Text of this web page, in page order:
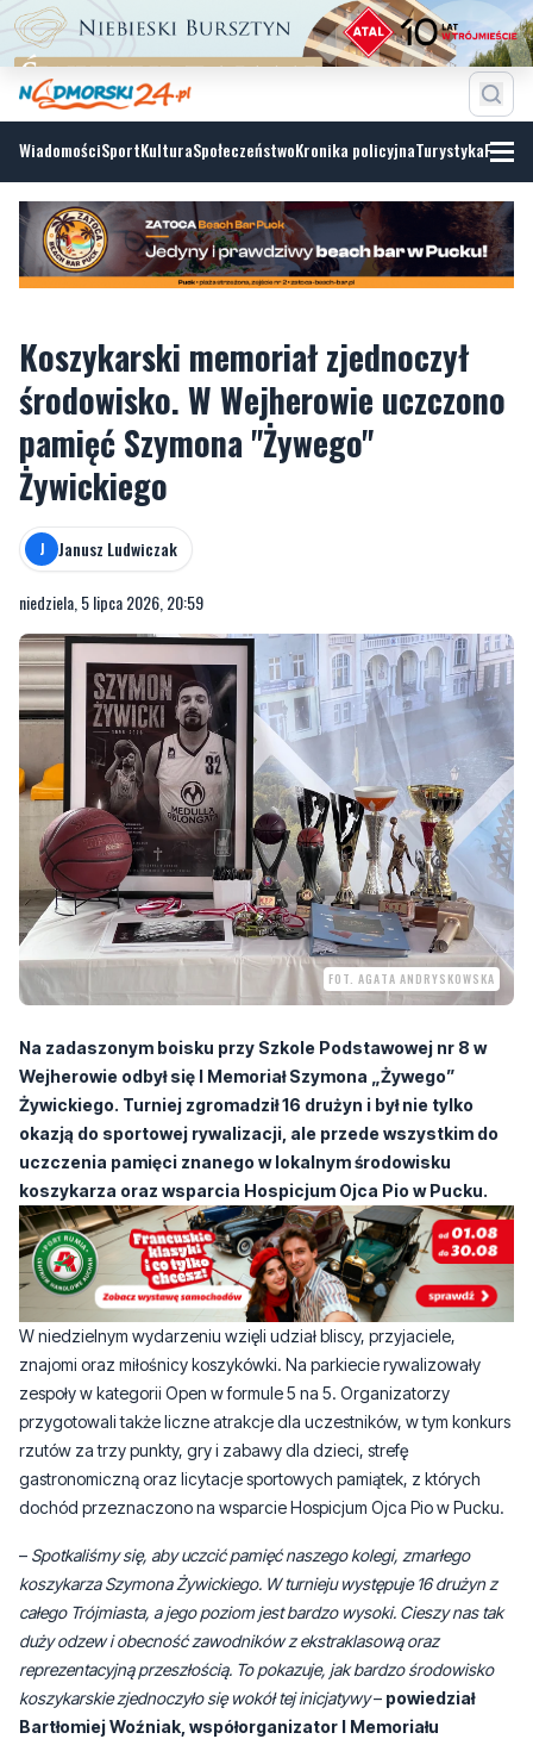
WiadomościSportKulturaSpołeczeństwoKronika policyjnaTurystyka
Koszykarski memoriał zjednoczył
środowisko. W Wejherowie uczczono
pamięć Szymona "Żywego"
Żywickiego
J Janusz Ludwiczak
niedziela, 5 lipca 2026, 20:59
FOT. AGATA ANDRYSKOWSKA
Na zadaszonym boisku przy Szkole Podstawowej nr 8 w
Wejherowie odbył się I Memoriał Szymona „Żywego”
Żywickiego. Turniej zgromadził 16 drużyn i był nie tylko
okazją do sportowej rywalizacji, ale przede wszystkim do
uczczenia pamięci znanego w lokalnym środowisku
koszykarza oraz wsparcia Hospicjum Ojca Pio w Pucku.
W niedzielnym wydarzeniu wzięli udział bliscy, przyjaciele,
znajomi oraz miłośnicy koszykówki. Na parkiecie rywalizowały
zespoły w kategorii Open w formule 5 na 5. Organizatorzy
przygotowali także liczne atrakcje dla uczestników, w tym konkurs
rzutów za trzy punkty, gry i zabawy dla dzieci, strefę
gastronomiczną oraz licytacje sportowych pamiątek, z których
dochód przeznaczono na wsparcie Hospicjum Ojca Pio w Pucku.
– Spotkaliśmy się, aby uczcić pamięć naszego kolegi, zmarłego
koszykarza Szymona Żywickiego. W turnieju występuje 16 drużyn z
całego Trójmiasta, a jego poziom jest bardzo wysoki. Cieszy nas tak
duży odzew i obecność zawodników z ekstraklasową oraz
reprezentacyjną przeszłością. To pokazuje, jak bardzo środowisko
koszykarskie zjednoczyło się wokół tej inicjatywy– powiedział
Bartłomiej Woźniak, współorganizator I Memoriału